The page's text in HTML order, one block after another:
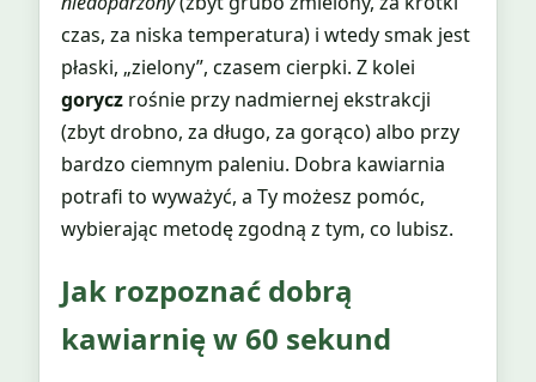
czas, za niska temperatura) i wtedy smak jest
płaski, „zielony”, czasem cierpki. Z kolei
gorycz rośnie przy nadmiernej ekstrakcji
(zbyt drobno, za długo, za gorąco) albo przy
bardzo ciemnym paleniu. Dobra kawiarnia
potrafi to wyważyć, a Ty możesz pomóc,
wybierając metodę zgodną z tym, co lubisz.
Jak rozpoznać dobrą
kawiarnię w 60 sekund